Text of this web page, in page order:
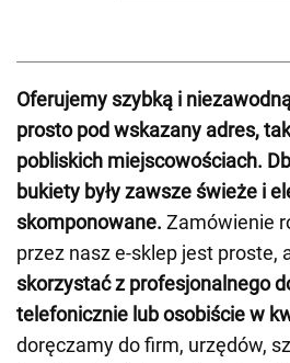
Oferujemy szybką i
prosto pod wskazany adres,
pobliskich miejscowościach.
bukiety były zawsze świeże i
skomponowane. Zamówienie
przez nasz e-sklep jest proste,
skorzystać z profesjonalnego
telefonicznie lub osobiście w
doręczamy do firm, urzędów,